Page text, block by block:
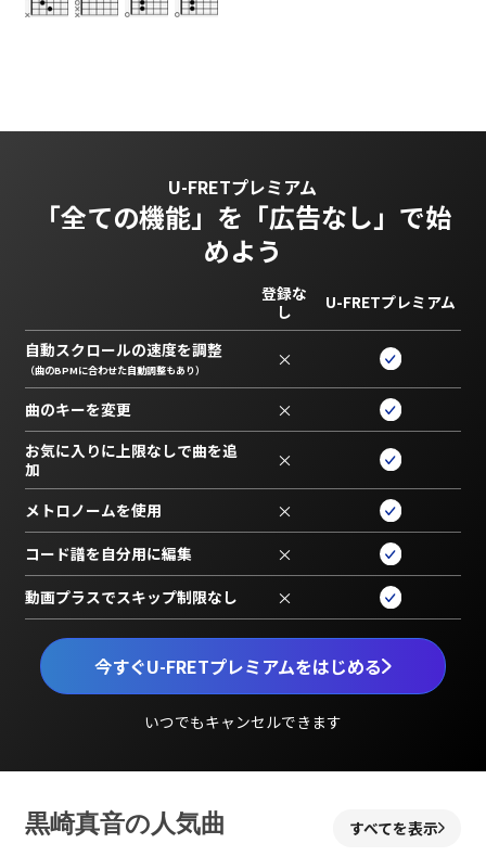
U-FRETプレミアム
「全ての機能」を 「広告なし」で始
めよう
今すぐU-FRETプレミアムをはじめる
いつでもキャンセルできます
登録な
し
U-FRETプレミアム
自動スクロールの速度を調整
（曲のBPMに合わせた自動調整もあり） ×
曲のキーを変更 ×
お気に入りに上限なしで曲を追
加
×
メトロノームを使用 ×
コード譜を自分用に編集 ×
動画プラスでスキップ制限なし ×
黒崎真音の人気曲 すべてを表示